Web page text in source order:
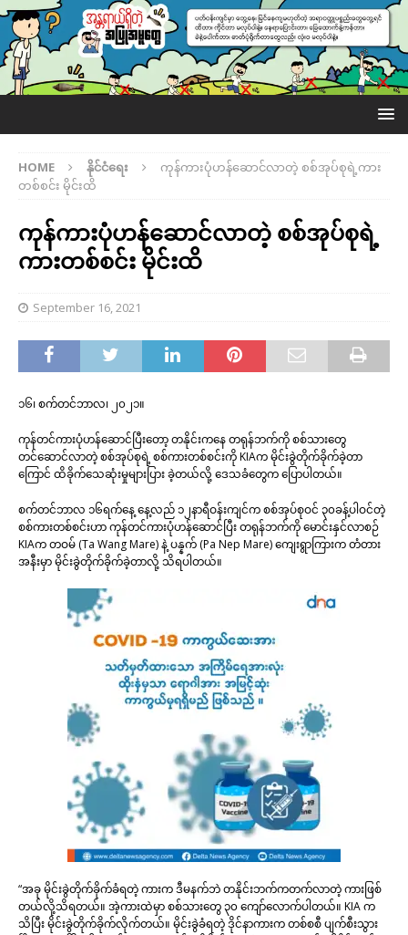
HOME နိုင်ငံရေး
ကုန်ကားပုံဟန်ဆောင်လာတဲ့ စစ်အုပ်စုရဲ့ကား
တစ်စင်း မိုင်းထိ
ကုန်ကားပုံဟန်ဆောင်လာတဲ့ စစ်အုပ်စုရဲ့
ကားတစ်စင်း မိုင်းထိ
September 16, 2021
၁၆၊ စက်တင်ဘာလ၊ ၂၀၂၁။
ကုန်တင်ကားပုံဟန်ဆောင်ပြီးတော့ တနိုင်းကနေ တရုန်ဘက်ကို စစ်သားတွေ
တင်ဆောင်လာတဲ့ စစ်အုပ်စုရဲ့ စစ်ကားတစ်စင်းကို KIAက မိုင်းခွဲတိုက်ခိုက်ခဲ့တာ
ကြောင် ထိခိုက်သေဆုံးမှုများပြား ခဲ့တယ်လို့ ဒေသခံတွေက ပြောပါတယ်။
စက်တင်ဘာလ ၁၆ရက်နေ့ နေ့လည် ၁၂နာရီဝန်းကျင်က စစ်အုပ်စုဝင် ၃၀ခန့်ပါဝင်တဲ့
စစ်ကားတစ်စင်းဟာ ကုန်တင်ကားပုံဟန်ဆောင်ပြီး တရုန်ဘက်ကို မောင်းနှင်လာစဉ်
KIAက တဝမ် (Ta Wang Mare) နဲ့ ပန္နက် (Pa Nep Mare) ကျေးရွာကြားက တံတား
အနီးမှာ မိုင်းခွဲတိုက်ခိုက်ခဲ့တာလို့ သိရပါတယ်။
“အခု မိုင်းခွဲတိုက်ခိုက်ခံရတဲ့ ကားက ဒီမနက်ဘဲ တနိုင်းဘက်ကတက်လာတဲ့ ကားဖြစ်
တယ်လို့သိရတယ်။ အဲ့ကားထဲမှာ စစ်သားတွေ ၃၀ ကျော်လောက်ပါတယ်။ KIA က
သိပြီး မိုင်းခွဲတိုက်ခိုက်လိုက်တယ်။ မိုင်းခွဲခံရတဲ့ ဒိုင်နာကားက တစ်စစီ ပျက်စီးသွား